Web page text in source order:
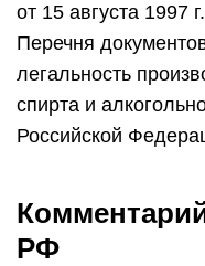
от 15 августа 1997
Перечня
легальность
спирта и
Российской
РФ